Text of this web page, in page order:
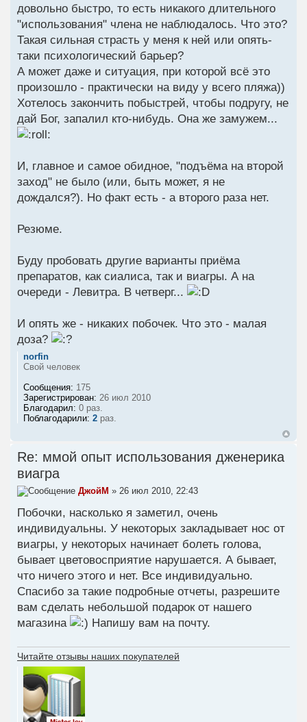
довольно быстро, то есть никакого длительного
"использования" члена не наблюдалось. Что это?
Такая сильная страсть у меня к ней или опять-
таки психологический барьер?
А может даже и ситуация, при которой всё это
произошло - практически на виду у всего пляжа))
Хотелось закончить побыстрей, чтобы подругу, не
дай Бог, запалил кто-нибудь. Она же замужем...
И, главное и самое обидное, "подъёма на второй
заход" не было (или, быть может, я не
дождался?). Но факт есть - а второго раза нет.
Резюме.
Буду пробовать другие варианты приёма
препаратов, как сиалиса, так и виагры. А на
очереди - Левитра. В четверг...
И опять же - никаких побочек. Что это - малая
доза?
norfin
Свой человек
Сообщения: 175
Зарегистрирован: 26 июл 2010
Благодарил: 0 раз.
Поблагодарили: 2 раз.
Re: ммой опыт использования дженерика
виагра
ДжойМ » 26 июл 2010, 22:43
Побочки, насколько я заметил, очень
индивидуальны. У некоторых закладывает нос от
виагры, у некоторых начинает болеть голова,
бывает цветовосприятие нарушается. А бывает,
что ничего этого и нет. Все индивидуально.
Спасибо за такие подробные отчеты, разрешите
вам сделать небольшой подарок от нашего
магазина
Напишу вам на почту.
Читайте отзывы наших покупателей